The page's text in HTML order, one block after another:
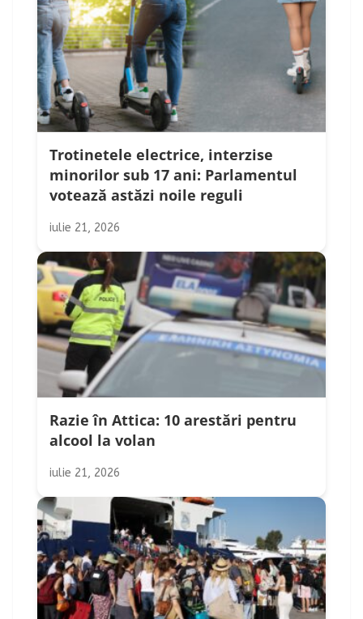
Trotinetele electrice, interzise
minorilor sub 17 ani: Parlamentul
votează astăzi noile reguli
iulie 21, 2026
Razie în Attica: 10 arestări pentru
alcool la volan
iulie 21, 2026